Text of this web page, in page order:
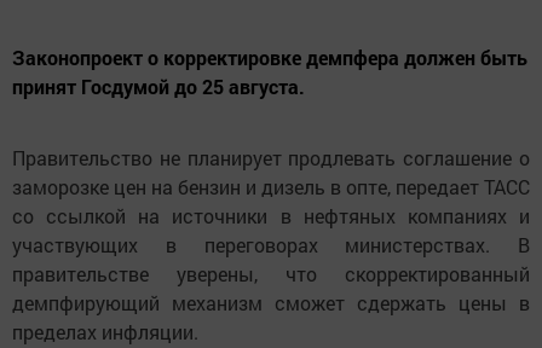
Законопроект о корректировке демпфера должен быть
принят Госдумой до 25 августа.
Правительство не планирует продлевать соглашение о
заморозке цен на бензин и дизель в опте, передает ТАСС
со ссылкой на источники в нефтяных компаниях и
участвующих в переговорах министерствах. В
правительстве уверены, что скорректированный
демпфирующий механизм сможет сдержать цены в
пределах инфляции.